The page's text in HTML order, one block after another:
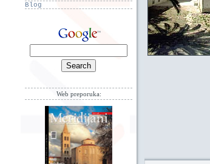
Blog
Web preporuka: